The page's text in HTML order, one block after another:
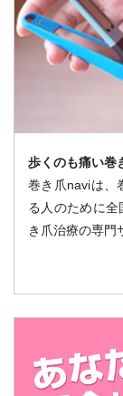
歩くのも痛い巻
巻き爪naviは、
る人のために
き爪治療の専門